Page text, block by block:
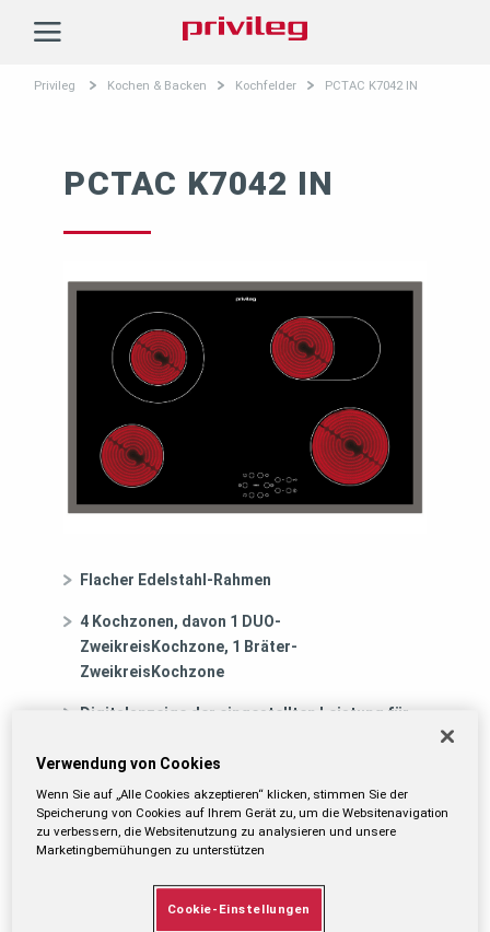
Privileg
Privileg Kochen & Backen Kochfelder PCTAC K7042 IN
PCTAC K7042 IN
Flacher Edelstahl-Rahmen
4 Kochzonen, davon 1 DUO-
ZweikreisKochzone, 1 Bräter-
ZweikreisKochzone
Digitalanzeige der eingestellten Leistung für
Abschaltautomatik (1 – 99 Min.)
Verwendung von Cookies
Wenn Sie auf „Alle Cookies akzeptieren“ klicken, stimmen Sie der
Speicherung von Cookies auf Ihrem Gerät zu, um die Websitenavigation
zu verbessern, die Websitenutzung zu analysieren und unsere
Marketingbemühungen zu unterstützen
Cookie-Einstellungen